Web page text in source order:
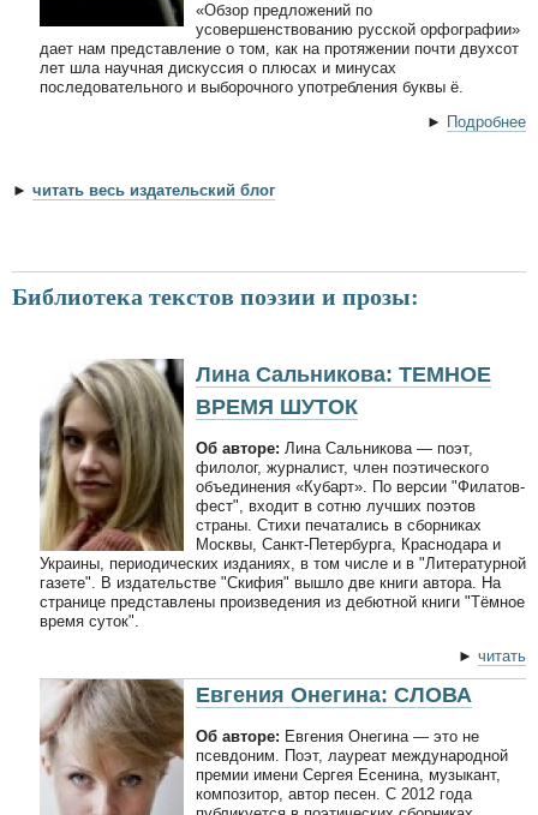
«Обзор предложений по
усовершенствованию русской орфографии»
дает нам представление о том, как на протяжении почти двухсот
лет шла научная дискуссия о плюсах и минусах
последовательного и выборочного употребления буквы ё.
► Подробнее
► читать весь издательский блог
Библиотека текстов поэзии и прозы:
Лина Сальникова: ТЕМНОЕ
ВРЕМЯ ШУТОК
Об авторе: Лина Сальникова — поэт,
филолог, журналист, член поэтического
объединения «Кубарт». По версии "Филатов-
фест", входит в сотню лучших поэтов
страны. Стихи печатались в сборниках
Москвы, Санкт-Петербурга, Краснодара и
Украины, периодических изданиях, в том числе и в "Литературной
газете". В издательстве "Скифия" вышло две книги автора. На
странице представлены произведения из дебютной книги "Тёмное
время суток".
► читать
Евгения Онегина: СЛОВА
Об авторе: Евгения Онегина — это не
псевдоним. Поэт, лауреат международной
премии имени Сергея Есенина, музыкант,
композитор, автор песен. С 2012 года